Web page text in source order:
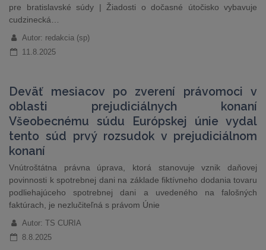
pre bratislavské súdy | Žiadosti o dočasné útočisko vybavuje
cudzinecká…
Autor: redakcia (sp)
11.8.2025
Deväť mesiacov po zverení právomoci v
oblasti prejudiciálnych konaní
Všeobecnému súdu Európskej únie vydal
tento súd prvý rozsudok v prejudiciálnom
konaní
Vnútroštátna právna úprava, ktorá stanovuje vznik daňovej
povinnosti k spotrebnej dani na základe fiktívneho dodania tovaru
podliehajúceho spotrebnej dani a uvedeného na falošných
faktúrach, je nezlučiteľná s právom Únie
Autor: TS CURIA
8.8.2025